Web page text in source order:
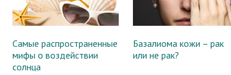
Самые распространенные
мифы о воздействии
солнца
Базалиома кожи – рак
или не рак?